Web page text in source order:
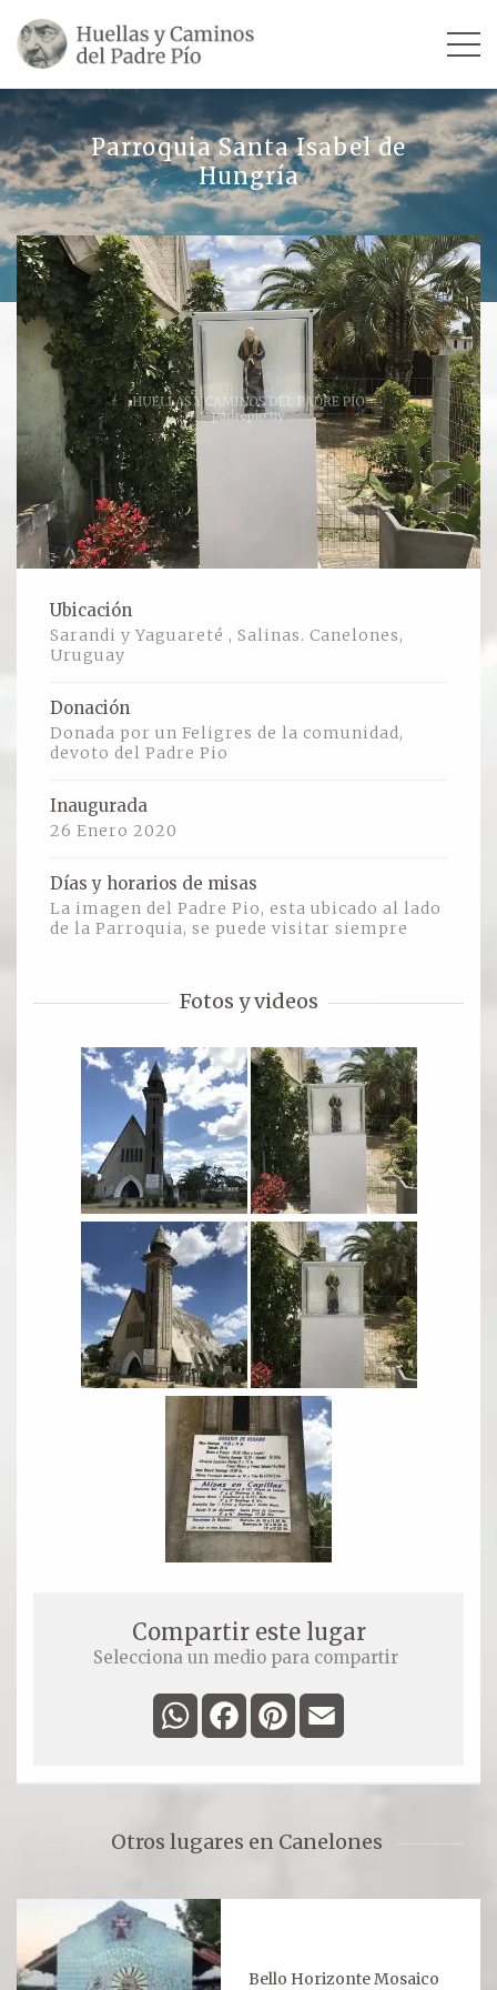
SU VIDA
TESTIMONIOS
Ver todos
Escultores
Revista «La Voz del Padre Pío»
Contar mi testimonio
LUGARES
Ver todos
Compartir un lugar
EL MILAGRO
El Milagro
Relación con Flia. Damiani
Galería y testimonios
ORACIONES
Oración para hoy
Novena
DEVOTOS
Parroquia Santa Isabel de
Hungría
Ubicación
Sarandi y Yaguareté , Salinas. Canelones,
Uruguay
Donación
Donada por un Feligres de la comunidad,
devoto del Padre Pio
Inaugurada
26 Enero 2020
Días y horarios de misas
La imagen del Padre Pio, esta ubicado al lado
de la Parroquia, se puede visitar siempre
Fotos y videos
Compartir este lugar
Selecciona un medio para compartir
WhatsAppFacebookPinterest
Otros lugares en Canelones
Bello Horizonte Mosaico